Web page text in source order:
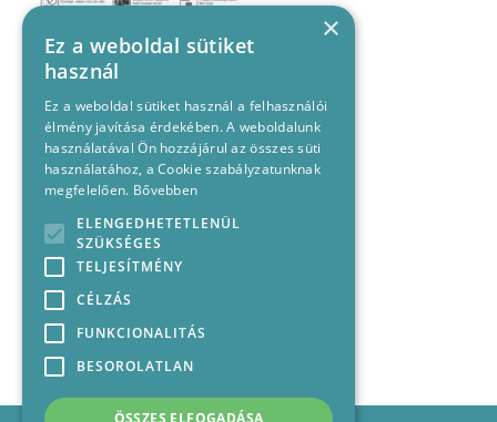
×
Ez a weboldal sütiket
használ
Ez a weboldal sütiket használ a felhasználói
élmény javítása érdekében. A weboldalunk
használatával Ön hozzájárul az összes süti
használatához, a Cookie szabályzatunknak
megfelelően. Bővebben
ELENGEDHETETLENÜL
SZÜKSÉGES
TELJESÍTMÉNY
CÉLZÁS
FUNKCIONALITÁS
BESOROLATLAN
ÖSSZES ELFOGADÁSA